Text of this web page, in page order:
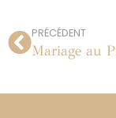
PRÉCÉDENT